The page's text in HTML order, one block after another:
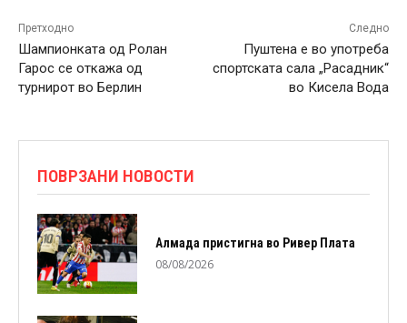
Претходно
Шампионката од Ролан
Гарос се откажа од
турнирот во Берлин
Следно
Пуштена е во употреба
спортската сала „Расадник“
во Кисела Вода
ПОВРЗАНИ НОВОСТИ
Алмада пристигна во Ривер Плата
08/08/2026